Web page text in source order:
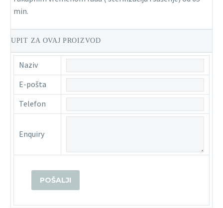
min.
UPIT ZA OVAJ PROIZVOD
Naziv
E-pošta
Telefon
Enquiry